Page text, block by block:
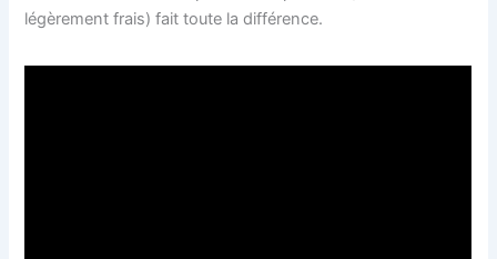
légèrement frais) fait toute la différence.